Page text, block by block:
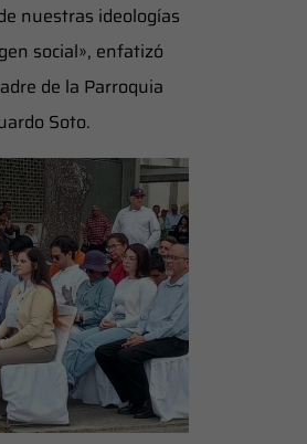
nuestras ideologías
social», enfatizó
de la Parroquia
Soto.